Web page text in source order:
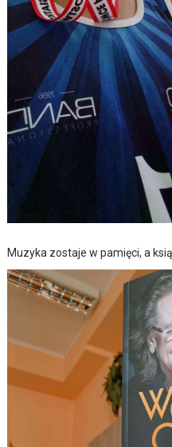
Muzyka zostaje w pamięci, a